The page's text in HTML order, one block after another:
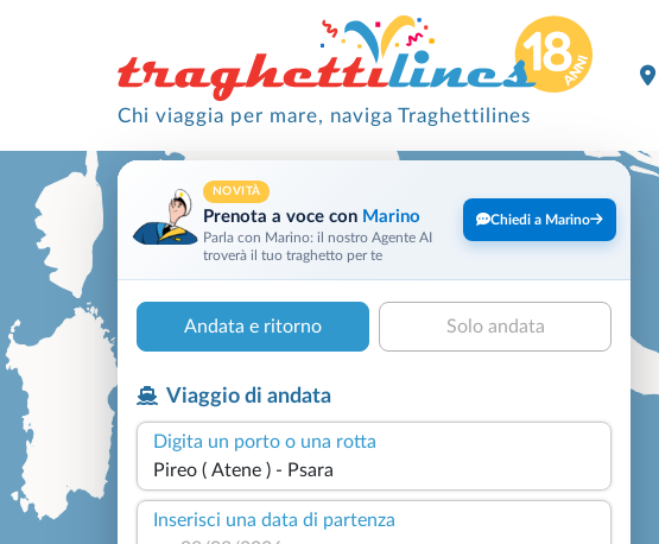
Chi viaggia per mare, naviga Traghettilines
NOVITÀ
Prenota a voce con Marino
Parla con Marino: il nostro Agente AI
troverà il tuo traghetto per te
Chiedi a Marino
Andata e ritorno Solo andata
Viaggio di andata
Digita un porto o una rotta
Inserisci una data di partenza